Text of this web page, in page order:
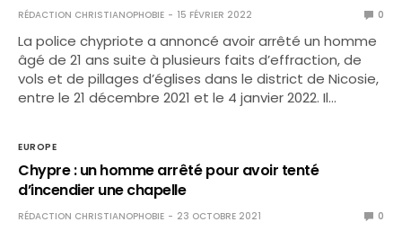
RÉDACTION CHRISTIANOPHOBIE 15 FÉVRIER 2022 0
La police chypriote a annoncé avoir arrêté un homme
âgé de 21 ans suite à plusieurs faits d’effraction, de
vols et de pillages d’églises dans le district de Nicosie,
entre le 21 décembre 2021 et le 4 janvier 2022. Il…
EUROPE
Chypre : un homme arrêté pour avoir tenté
d’incendier une chapelle
RÉDACTION CHRISTIANOPHOBIE 23 OCTOBRE 2021 0